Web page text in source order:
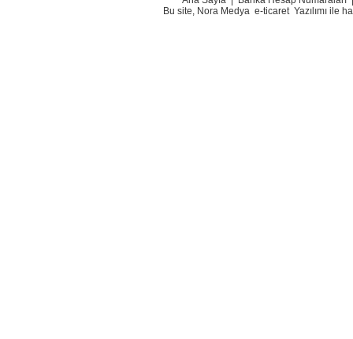
Bu site, Nora Medya e-ticaret Yazılımı ile